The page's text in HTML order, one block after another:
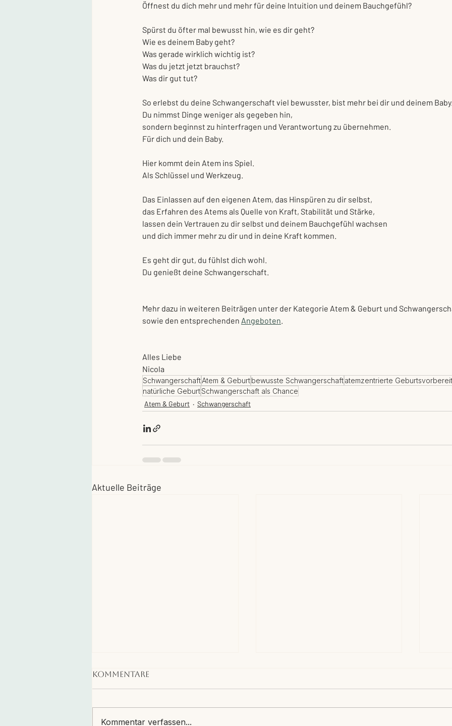
Öffnest du dich mehr und mehr für deine Intuition und deinem Bauchgefühl?
Spürst du öfter mal bewusst hin, wie es dir geht?
Wie es deinem Baby geht?
Was gerade wirklich wichtig ist?
Was du jetzt jetzt brauchst?
Was dir gut tut?
So erlebst du deine Schwangerschaft viel bewusster, bist mehr bei dir und deinem
Du nimmst Dinge weniger als gegeben hin,
sondern beginnst zu hinterfragen und Verantwortung zu übernehmen.
Für dich und dein Baby.
Hier kommt dein Atem ins Spiel.
Als Schlüssel und Werkzeug.
Das Einlassen auf den eigenen Atem, das Hinspüren zu dir selbst,
das Erfahren des Atems als Quelle von Kraft, Stabilität und Stärke,
lassen dein Vertrauen zu dir selbst und deinem Bauchgefühl wachsen
und dich immer mehr zu dir und in deine Kraft kommen.
Es geht dir gut, du fühlst dich wohl.
Du genießt deine Schwangerschaft.
Mehr dazu in weiteren Beiträgen unter der Kategorie Atem & Geburt und
sowie den entsprechenden Angeboten.
Alles Liebe
Nicola
SchwangerschaftAtem & Geburtbewusste Schwangerschaftatemzentrierte
natürliche GeburtSchwangerschaft als Chance
Atem & Geburt
Schwangerschaft
Aktuelle Beiträge
Kommentare
Kommentar verfassen...